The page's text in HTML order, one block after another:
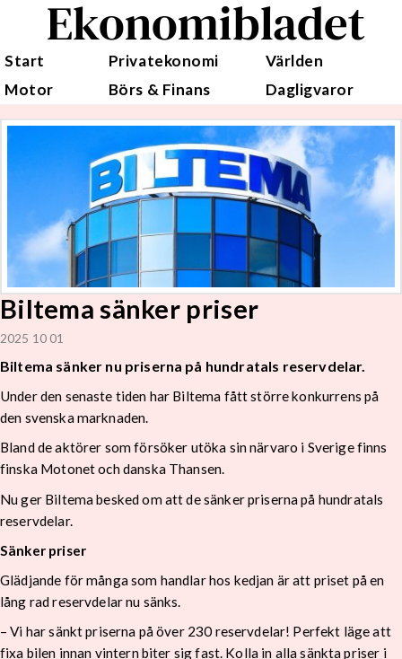
Ekonomibladet
Start Privatekonomi
Världen
Motor
Börs & Finans Dagligvaror
Biltema sänker priser
2025 10 01
Biltema sänker nu priserna på hundratals reservdelar.
Under den senaste tiden har Biltema fått större konkurrens på
den svenska marknaden.
Bland de aktörer som försöker utöka sin närvaro i Sverige finns
finska Motonet och danska Thansen.
Nu ger Biltema besked om att de sänker priserna på hundratals
reservdelar.
Sänker priser
Glädjande för många som handlar hos kedjan är att priset på en
lång rad reservdelar nu sänks.
– Vi har sänkt priserna på över 230 reservdelar! Perfekt läge att
fixa bilen innan vintern biter sig fast. Kolla in alla sänkta priser i